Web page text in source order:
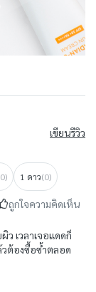
เขียนรีวิว
1 ดาว(0)
เวลาเจอแดดก็
ต้องซื้อซ้ำตลอด
ถูกใจความคิดเห็น